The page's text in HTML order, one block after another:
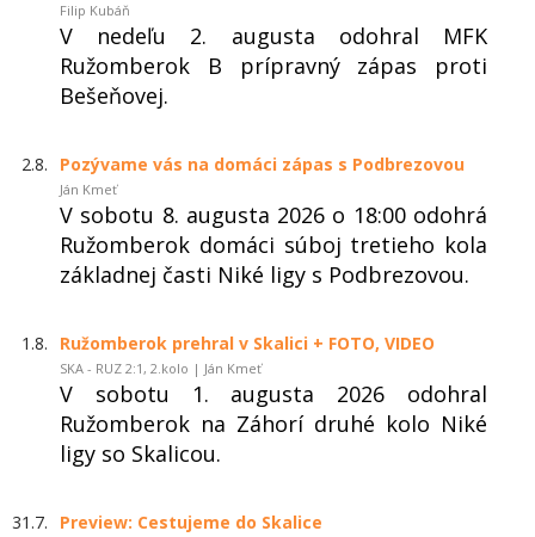
Filip Kubáň
V nedeľu 2. augusta odohral MFK
Ružomberok B prípravný zápas proti
Bešeňovej.
2.8. Pozývame vás na domáci zápas s Podbrezovou
Ján Kmeť
V sobotu 8. augusta 2026 o 18:00 odohrá
Ružomberok domáci súboj tretieho kola
základnej časti Niké ligy s Podbrezovou.
1.8. Ružomberok prehral v Skalici + FOTO, VIDEO
SKA - RUZ 2:1, 2.kolo | Ján Kmeť
V sobotu 1. augusta 2026 odohral
Ružomberok na Záhorí druhé kolo Niké
ligy so Skalicou.
31.7. Preview: Cestujeme do Skalice